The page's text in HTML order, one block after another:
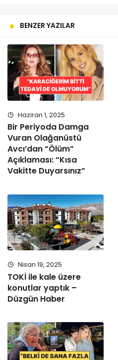
BENZER YAZILAR
Haziran 1, 2025
Bir Periyoda Damga
Vuran Olağanüstü
Avcı’dan “Ölüm”
Açıklaması: “Kısa
Vakitte Duyarsınız”
Nisan 19, 2025
TOKİ ile kale üzere
konutlar yaptık –
Düzgün Haber